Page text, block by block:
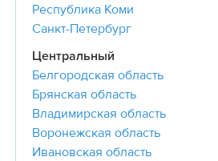
Республика Коми
Санкт-Петербург
Центральный
Белгородская область
Брянская область
Владимирская область
Воронежская область
Ивановская область